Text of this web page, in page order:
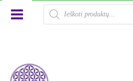
Products
search